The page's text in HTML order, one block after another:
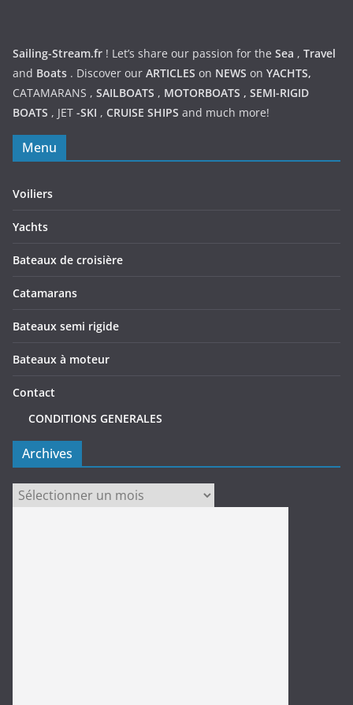
Sailing-Stream.fr ! Let’s share our passion for the Sea , Travel
and Boats . Discover our ARTICLES on NEWS on YACHTS,
CATAMARANS , SAILBOATS , MOTORBOATS , SEMI-RIGID
BOATS , JET -SKI , CRUISE SHIPS and much more!
Menu
Voiliers
Yachts
Bateaux de croisière
Catamarans
Bateaux semi rigide
Bateaux à moteur
Contact
CONDITIONS GENERALES
Archives
Archives